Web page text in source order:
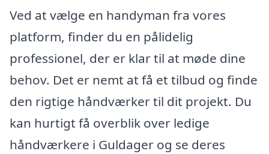
Ved at vælge en handyman fra vores
platform, finder du en pålidelig
professionel, der er klar til at møde dine
behov. Det er nemt at få et tilbud og finde
den rigtige håndværker til dit projekt. Du
kan hurtigt få overblik over ledige
håndværkere i Guldager og se deres